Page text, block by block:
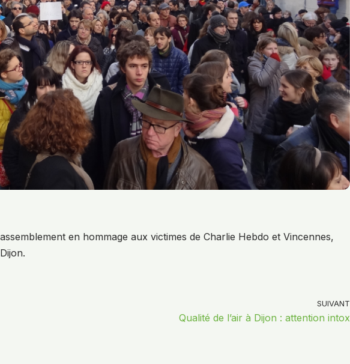
en hommage aux victimes de Charlie Hebdo et Vincennes,
SUIVANT
Qualité de l’air à Dijon : attention intox